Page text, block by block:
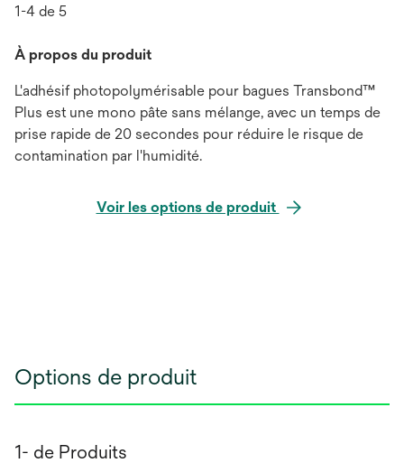
1-4 de 5
À propos du produit
L'adhésif photopolymérisable pour bagues Transbond™
Plus est une mono pâte sans mélange, avec un temps de
prise rapide de 20 secondes pour réduire le risque de
contamination par l'humidité.
Voir les options de produit
Options de produit
1- de Produits